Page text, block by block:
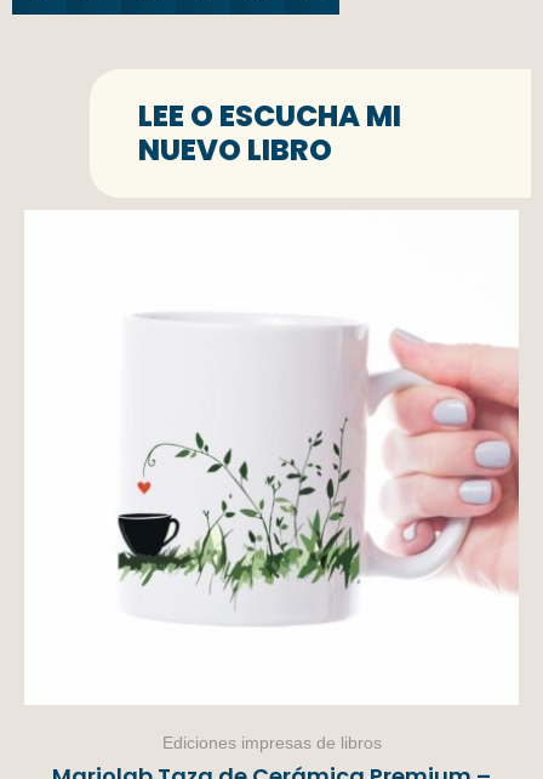
LEE O ESCUCHA MI
NUEVO LIBRO
Ediciones impresas de libros